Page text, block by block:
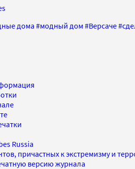
дома #модный дом #Версаче#
Russia
причастных к экстремизму и
версию журнала